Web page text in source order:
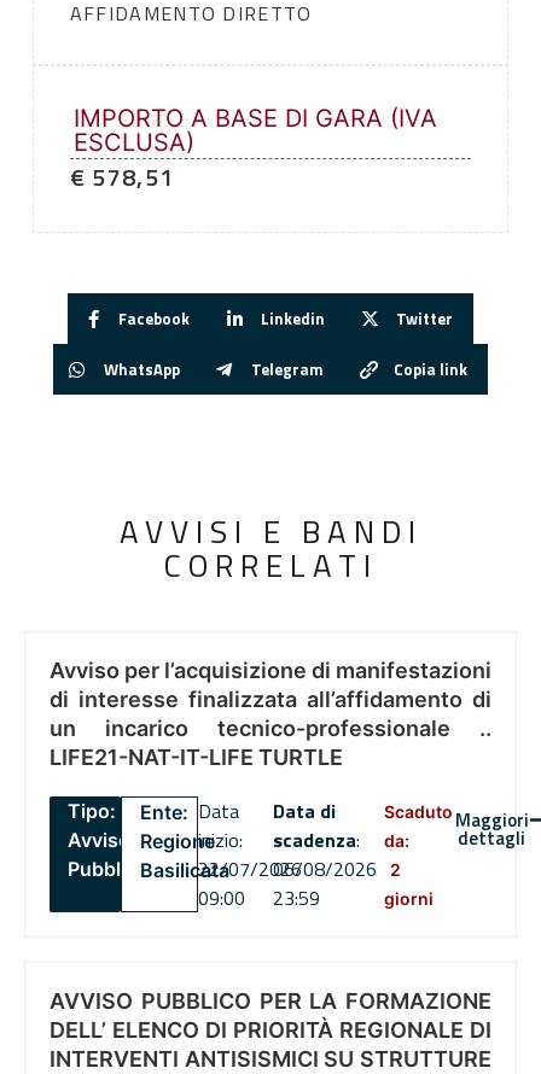
AFFIDAMENTO DIRETTO
IMPORTO A BASE DI GARA (IVA
ESCLUSA)
€ 578,51
Facebook Linkedin Twitter
WhatsApp Telegram Copia link
AVVISI E BANDI
CORRELATI
Avviso per l’acquisizione di manifestazioni
di interesse finalizzata all’affidamento di
un incarico tecnico-professionale ..
LIFE21-NAT-IT-LIFE TURTLE
Tipo:
Avviso
Pubblico
Ente:
Regione
Basilicata
Data
inizio:
22/07/2026
09:00
Data di
scadenza:
06/08/2026
23:59
Scaduto
da:
2
giorni
Maggiori
dettagli
AVVISO PUBBLICO PER LA FORMAZIONE
DELL’ ELENCO DI PRIORITÀ REGIONALE DI
INTERVENTI ANTISISMICI SU STRUTTURE